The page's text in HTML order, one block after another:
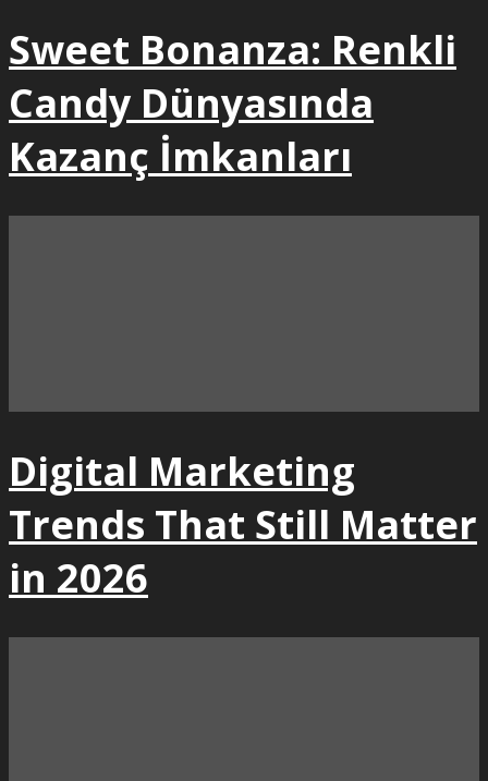
Sweet Bonanza: Renkli
Candy Dünyasında
Kazanç İmkanları
Digital Marketing
Trends That Still Matter
in 2026